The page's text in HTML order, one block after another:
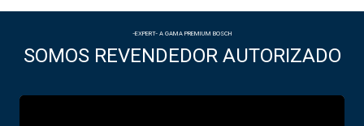
-EXPERT- A GAMA PREMIUM BOSCH
SOMOS REVENDEDOR AUTORIZADO